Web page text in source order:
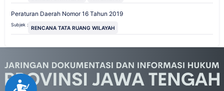
Accessibility
Peraturan Daerah Nomor 16 Tahun 2019
Subjek : RENCANA TATA RUANG WILAYAH